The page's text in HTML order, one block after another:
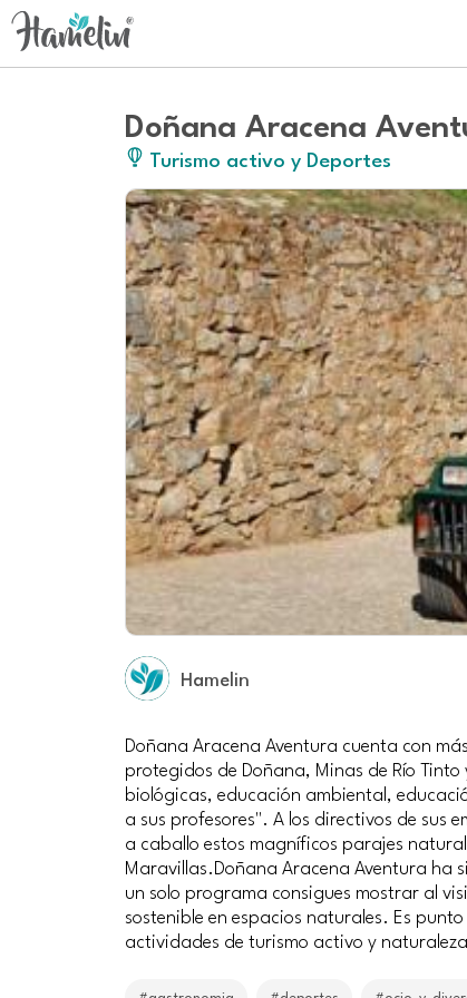
Doñana Aracena
Turismo activo y Deportes
Hamelin
Doñana Aracena Aventura cuenta con
protegidos de Doñana, Minas de Río
biológicas, educación ambiental,
a sus profesores". A los directivos de sus
a caballo estos magníficos parajes
Maravillas.Doñana Aracena Aventura ha
un solo programa consigues mostrar al
sostenible en espacios naturales. Es
actividades de turismo activo y